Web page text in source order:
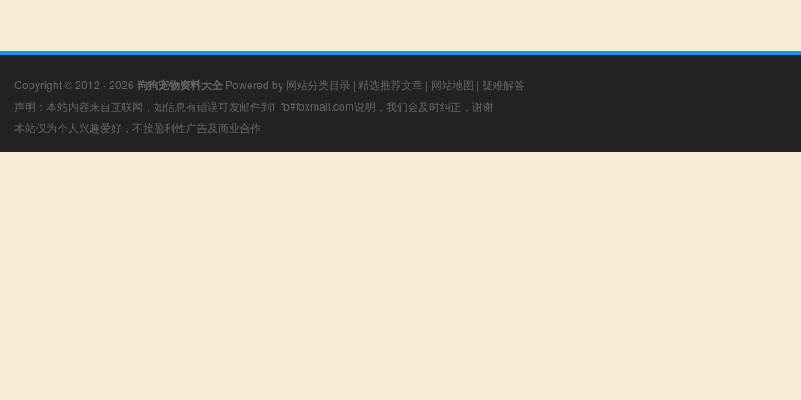
Copyright © 2012 - 2026 狗狗宠物资料大全 Powered by 网站分类目录 | 精选推荐文章 | 网站地图 | 疑难解答
声明：本站内容来自互联网，如信息有错误可发邮件到f_fb#foxmail.com说明，我们会及时纠正，谢谢
本站仅为个人兴趣爱好，不接盈利性广告及商业合作